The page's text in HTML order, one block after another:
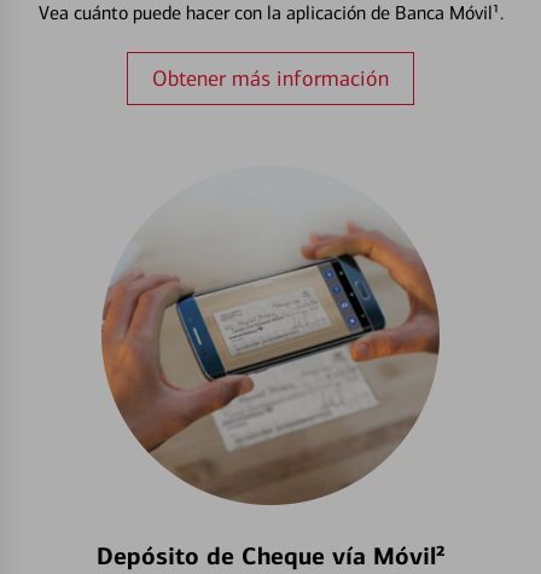
Vea cuánto puede hacer con la aplicación de Banca Móvil¹.
Obtener más información
Depósito de Cheque vía Móvil²